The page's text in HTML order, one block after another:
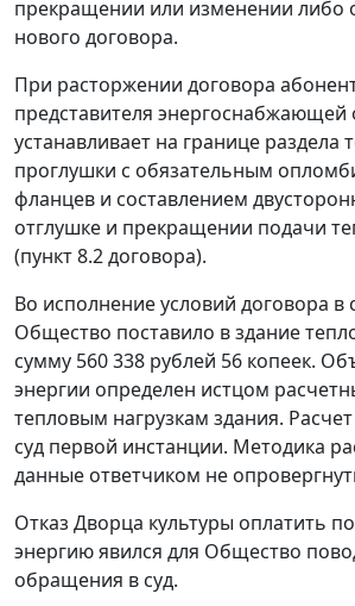
прекращении или изменении либо
нового договора.
При расторжении договора
представителя энергоснабжающей
устанавливает на границе раздела
проглушки с обязательным
фланцев и составлением
отглушке и прекращении подачи
(пункт 8.2 договора).
Во исполнение условий договора
Общество поставило в здание
сумму 560 338 рублей 56 копеек.
энергии определен истцом
тепловым нагрузкам здания.
суд первой инстанции. Методика
данные ответчиком не
Отказ Дворца культуры оплатить
энергию явился для Общество
обращения в суд.